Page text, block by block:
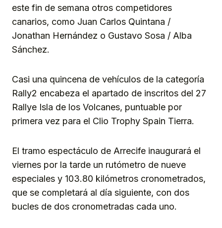
este fin de semana otros competidores
canarios, como Juan Carlos Quintana /
Jonathan Hernández o Gustavo Sosa / Alba
Sánchez.
Casi una quincena de vehículos de la categoría
Rally2 encabeza el apartado de inscritos del 27
Rallye Isla de los Volcanes, puntuable por
primera vez para el Clio Trophy Spain Tierra.
El tramo espectáculo de Arrecife inaugurará el
viernes por la tarde un rutómetro de nueve
especiales y 103.80 kilómetros cronometrados,
que se completará al día siguiente, con dos
bucles de dos cronometradas cada uno.